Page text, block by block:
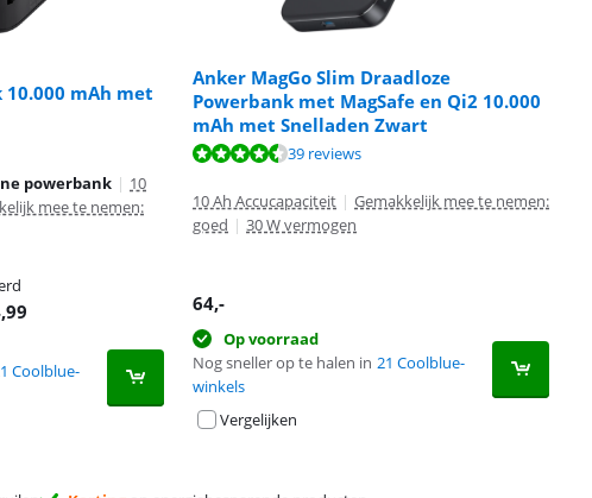
mAh met
powerbank | 10
mee te nemen:
Coolblue-
Anker MagGo Slim Draadloze
Powerbank met MagSafe en Qi2 10.000
mAh met Snelladen Zwart
39 reviews
10 Ah Accucapaciteit | Gemakkelijk mee te nemen:
goed | 30 W vermogen
64,-
Op voorraad
Nog sneller op te halen in 21 Coolblue-
winkels
Vergelijken